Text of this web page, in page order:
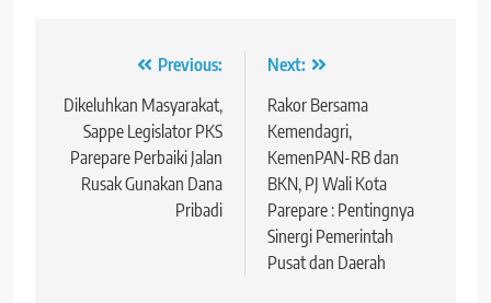
Navigasi
pos
Previous:
Dikeluhkan Masyarakat,
Sappe Legislator PKS
Parepare Perbaiki Jalan
Rusak Gunakan Dana
Pribadi
Next:
Rakor Bersama
Kemendagri,
KemenPAN-RB dan
BKN, PJ Wali Kota
Parepare : Pentingnya
Sinergi Pemerintah
Pusat dan Daerah